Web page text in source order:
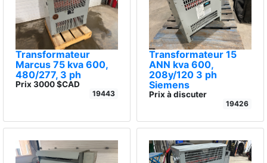
Transformateur
Marcus 75 kva 600,
480/277, 3 ph
Prix 3000 $CAD
19443
Transformateur 15
ANN kva 600,
208y/120 3 ph
Siemens
Prix à discuter
19426